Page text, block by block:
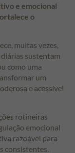
e emocional
o
muitas vezes,
sustentam
como uma
um
e acessível
rotineiras
emocional
razoável para
consistentes.